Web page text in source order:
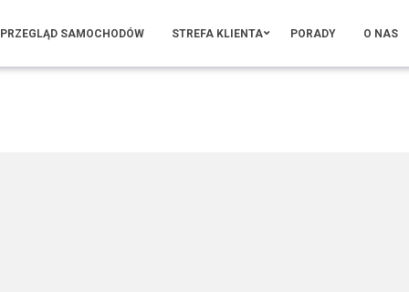
PRZEGLĄD SAMOCHODÓW STREFA KLIENTA PORADY O NAS